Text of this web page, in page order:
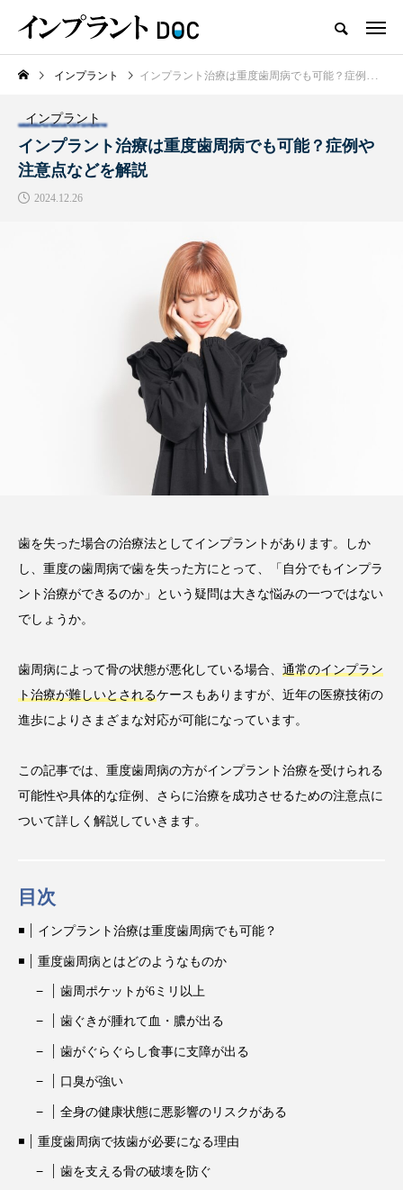
おすすめ名医紹介
横浜市おすすめの歯がボロボロの
注目のトピック
コラム
インプラントオーバーデンチャー 前歯
インプラント インプラント治療は重度歯周病でも可能？症例や注意点などを解説
インプラント
インプラント治療は重度歯周病でも可能？症例や
注意点などを解説
2024.12.26
歯を失った場合の治療法としてインプラントがあります。しか
し、重度の歯周病で歯を失った方にとって、「自分でもインプラ
ント治療ができるのか」という疑問は大きな悩みの一つではない
でしょうか。
歯周病によって骨の状態が悪化している場合、 通常のインプラン
ト治療が難しいとされるケースもありますが、近年の医療技術の
進歩によりさまざまな対応が可能になっています。
この記事では、重度歯周病の方がインプラント治療を受けられる
可能性や具体的な症例、さらに治療を成功させるための注意点に
ついて詳しく解説していきます。
目次
インプラント治療は重度歯周病でも可能？
重度歯周病とはどのようなものか
歯周ポケットが6ミリ以上
歯ぐきが腫れて血・膿が出る
歯がぐらぐらし食事に支障が出る
口臭が強い
全身の健康状態に悪影響のリスクがある
重度歯周病で抜歯が必要になる理由
歯を支える骨の破壊を防ぐ